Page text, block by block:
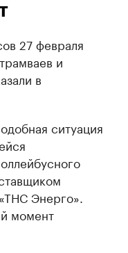
27 февраля
и
в
ситуация
Энерго».
момент